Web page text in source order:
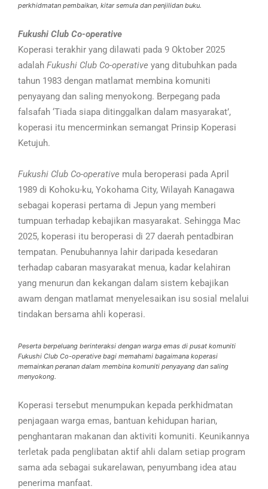
perkhidmatan pembaikan, kitar semula dan penjilidan buku.
Fukushi Club Co-operative
Koperasi terakhir yang dilawati pada 9 Oktober 2025
adalah Fukushi Club Co-operative yang ditubuhkan pada
tahun 1983 dengan matlamat membina komuniti
penyayang dan saling menyokong. Berpegang pada
falsafah ‘Tiada siapa ditinggalkan dalam masyarakat’,
koperasi itu mencerminkan semangat Prinsip Koperasi
Ketujuh.
Fukushi Club Co-operative mula beroperasi pada April
1989 di Kohoku-ku, Yokohama City, Wilayah Kanagawa
sebagai koperasi pertama di Jepun yang memberi
tumpuan terhadap kebajikan masyarakat. Sehingga Mac
2025, koperasi itu beroperasi di 27 daerah pentadbiran
tempatan. Penubuhannya lahir daripada kesedaran
terhadap cabaran masyarakat menua, kadar kelahiran
yang menurun dan kekangan dalam sistem kebajikan
awam dengan matlamat menyelesaikan isu sosial melalui
tindakan bersama ahli koperasi.
Peserta berpeluang berinteraksi dengan warga emas di pusat komuniti
Fukushi Club Co-operative bagi memahami bagaimana koperasi
memainkan peranan dalam membina komuniti penyayang dan saling
menyokong.
Koperasi tersebut menumpukan kepada perkhidmatan
penjagaan warga emas, bantuan kehidupan harian,
penghantaran makanan dan aktiviti komuniti. Keunikannya
terletak pada penglibatan aktif ahli dalam setiap program
sama ada sebagai sukarelawan, penyumbang idea atau
penerima manfaat.